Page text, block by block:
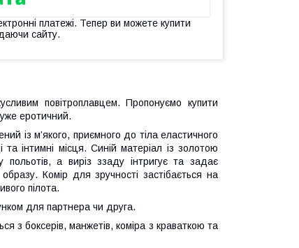
платежі. Тепер ви можете купити
сайту.
повітроплавцем. Пропонуємо купити
еротичний.
із м’якого, приємного до тіла еластичного
інтимні місця. Синій матеріал із золотою
а виріз ззаду інтригує та задає
Комір для зручності застібається на
пілота.
для партнера чи друга.
з боксерів, манжетів, коміра з краваткою та